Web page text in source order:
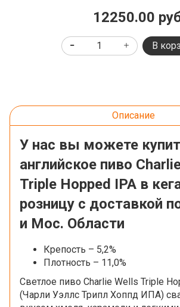
12250.00
В
Описание
У нас вы можете
английское пиво
Triple Hopped IPA в
розницу с доставкой
и Мос. Области
Крепость – 5,2%
Плотность – 11,0%
Светлое пиво Charlie Wells Triple
(Чарли Уэллс Трипл Хоппд ИПА)